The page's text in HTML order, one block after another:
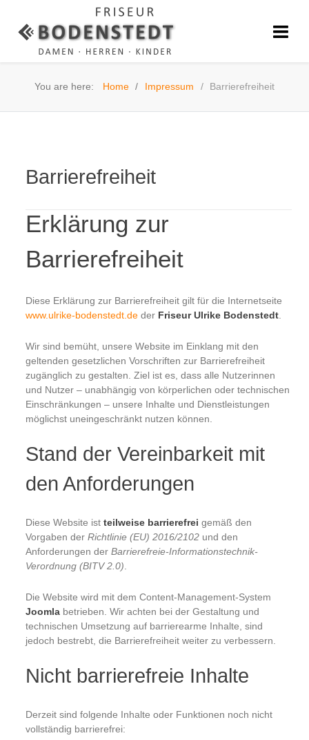
You are here: Home Impressum Barrierefreiheit
Barrierefreiheit
Erklärung zur
Barrierefreiheit
Diese Erklärung zur Barrierefreiheit gilt für die Internetseite
www.ulrike-bodenstedt.de der Friseur Ulrike Bodenstedt
Wir sind bemüht, unsere Website im Einklang mit den
geltenden gesetzlichen Vorschriften zur Barrierefreiheit
zugänglich zu gestalten. Ziel ist es, dass alle Nutzerinnen
und Nutzer – unabhängig von körperlichen oder technischen
Einschränkungen – unsere Inhalte und Dienstleistungen
möglichst uneingeschränkt nutzen können.
Stand der Vereinbarkeit mit
den Anforderungen
Diese Website ist teilweise barrierefrei gemäß den
Vorgaben der Richtlinie (EU) 2016/2102 und den
Anforderungen der Barrierefreie-Informationstechnik-
Verordnung (BITV 2.0)
Die Website wird mit dem Content-Management-System
Joomla betrieben. Wir achten bei der Gestaltung und
technischen Umsetzung auf barrierearme Inhalte, sind
jedoch bestrebt, die Barrierefreiheit weiter zu verbessern.
Nicht barrierefreie Inhalte
Derzeit sind folgende Inhalte oder Funktionen noch nicht
vollständig barrierefrei: